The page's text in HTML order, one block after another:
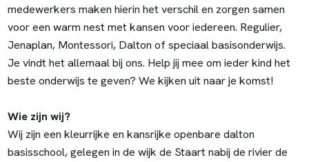
medewerkers maken hierin het verschil en zorgen samen
voor een warm nest met kansen voor iedereen. Regulier,
Jenaplan, Montessori, Dalton of speciaal basisonderwijs.
Je vindt het allemaal bij ons. Help jij mee om ieder kind het
beste onderwijs te geven? We kijken uit naar je komst!
Wie zijn wij?
Wij zijn een kleurrijke en kansrijke openbare dalton
basisschool, gelegen in de wijk de Staart nabij de rivier de